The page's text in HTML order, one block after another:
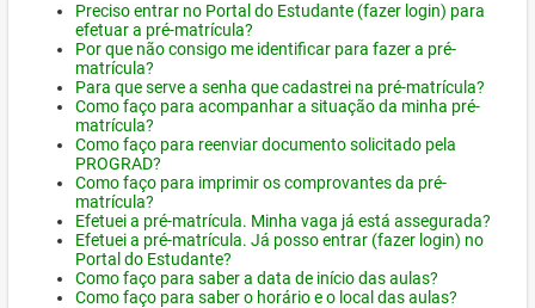
Preciso entrar no Portal do Estudante (fazer login) para
efetuar a pré-matrícula?
Por que não consigo me identificar para fazer a pré-
matrícula?
Para que serve a senha que cadastrei na pré-matrícula?
Como faço para acompanhar a situação da minha pré-
matrícula?
Como faço para reenviar documento solicitado pela
PROGRAD?
Como faço para imprimir os comprovantes da pré-
matrícula?
Efetuei a pré-matrícula. Minha vaga já está assegurada?
Efetuei a pré-matrícula. Já posso entrar (fazer login) no
Portal do Estudante?
Como faço para saber a data de início das aulas?
Como faço para saber o horário e o local das aulas?